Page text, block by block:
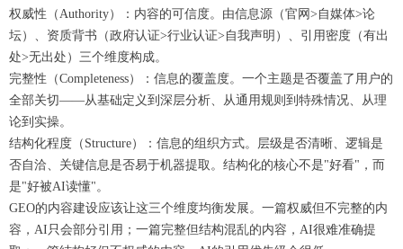
权威性（Authority）：内容的可信度。由信息源（官网>自媒体>论
坛）、资质背书（政府认证>行业认证>自我声明）、引用密度（有出
处>无出处）三个维度构成。
完整性（Completeness）：信息的覆盖度。一个主题是否覆盖了用户的
全部关切——从基础定义到深层分析、从通用规则到特殊情况、从理
论到实操。
结构化程度（Structure）：信息的组织方式。层级是否清晰、逻辑是
否自洽、关键信息是否易于机器提取。结构化的核心不是"好看"，而
是"好被AI读懂"。
GEO的内容建设应该让这三个维度均衡发展。一篇权威但不完整的内
容，AI只会部分引用；一篇完整但结构混乱的内容，AI很难准确提